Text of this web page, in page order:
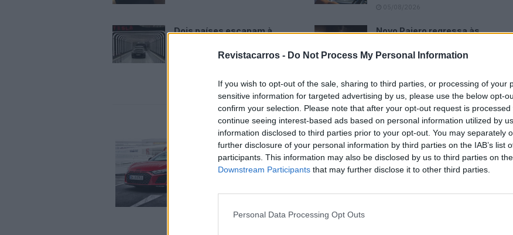
Revistacarros - Do Not Process My Personal Information
If you wish to opt-out of the sale, sharing to third parties, or processing of your
sensitive information for targeted advertising by us, please use the below opt-
confirm your selection. Please note that after your opt-out request is processed
continue seeing interest-based ads based on personal information utilized by
information disclosed to third parties prior to your opt-out. You may separately
further disclosure of your personal information by third parties on the IAB’s list
participants. This information may also be disclosed by us to third parties on the
Downstream Participants that may further disclose it to other third parties.
Personal Data Processing Opt Outs
Dois países escapam à
Novo Pajero regressa às
essencial